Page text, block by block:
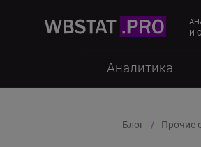
И
Аналитика
Блог Прочие